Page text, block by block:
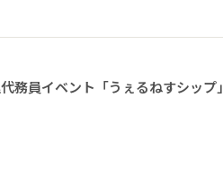
員イベント「うぇるねすシップ」